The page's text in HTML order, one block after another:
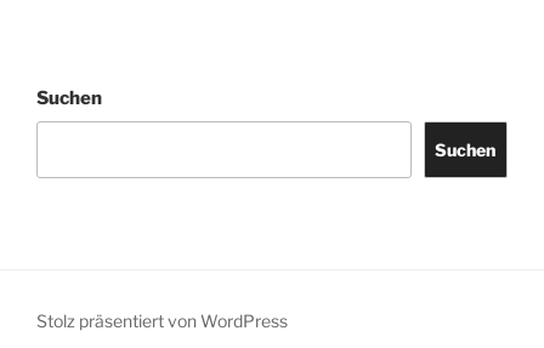
Suchen
Suchen
Stolz präsentiert von WordPress